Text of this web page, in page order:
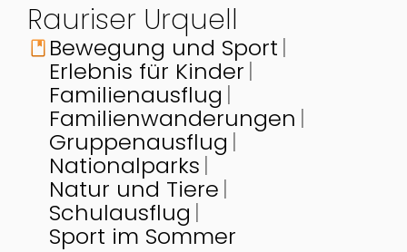
Rauriser Urquell
book Bewegung und Sport
Erlebnis für Kinder
Familienausflug
Familienwanderungen
Gruppenausflug
Nationalparks
Natur und Tiere
Schulausflug
Sport im Sommer